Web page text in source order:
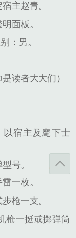
主赵青。
面板。
：男。
读者大大们）
以宿主及麾下士
号。
一枚。
枪一支。
枪一挺或掷弹筒